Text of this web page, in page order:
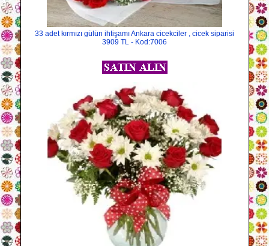
33 adet kırmızı gülün ihtişamı Ankara cicekciler , cicek siparisi
3909 TL - Kod:7006